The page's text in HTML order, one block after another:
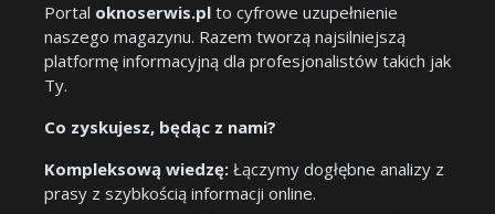
Portal oknoserwis.pl to cyfrowe uzupełnienie
naszego magazynu. Razem tworzą najsilniejszą
platformę informacyjną dla profesjonalistów takich jak
Ty.
Co zyskujesz, będąc z nami?
Kompleksową wiedzę: Łączymy dogłębne analizy z
prasy z szybkością informacji online.